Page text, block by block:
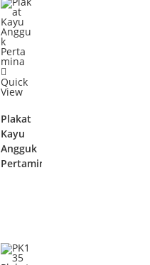
Quick
View
Plakat
Kayu
Angguk
Pertamina